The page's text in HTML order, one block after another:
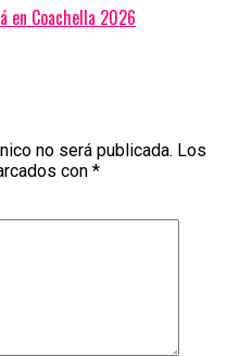
en Coachella 2026
no será publicada. Los
con *